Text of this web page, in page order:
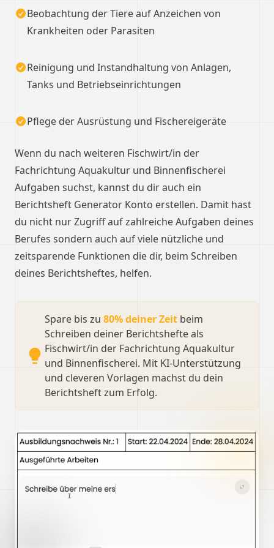
Beobachtung der Tiere auf Anzeichen von
Krankheiten oder Parasiten
Reinigung und Instandhaltung von Anlagen,
Tanks und Betriebseinrichtungen
Pflege der Ausrüstung und Fischereigeräte
Wenn du nach weiteren Fischwirt/in der
Fachrichtung Aquakultur und Binnenfischerei
Aufgaben suchst, kannst du dir auch ein
Berichtsheft Generator Konto erstellen. Damit hast
du nicht nur Zugriff auf zahlreiche Aufgaben deines
Berufes sondern auch auf viele nützliche und
zeitsparende Funktionen die dir, beim Schreiben
deines Berichtsheftes, helfen.
Spare bis zu 80% deiner Zeit beim
Schreiben deiner Berichtshefte als
Fischwirt/in der Fachrichtung Aquakultur
und Binnenfischerei. Mit KI-Unterstützung
und cleveren Vorlagen machst du dein
Berichtsheft zum Erfolg.